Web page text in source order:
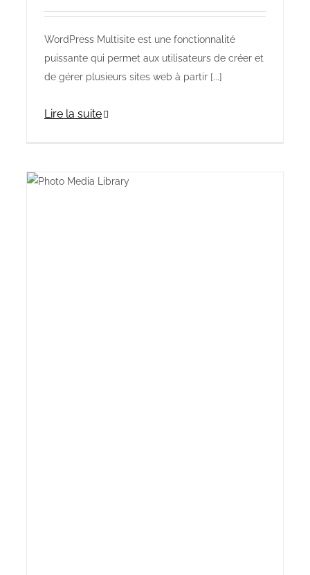
WordPress Multisite est une fonctionnalité
puissante qui permet aux utilisateurs de créer et
de gérer plusieurs sites web à partir [...]
Lire la suite